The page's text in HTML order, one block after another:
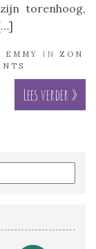
torenhoog,
EMMY IN ZON
Lees verder »